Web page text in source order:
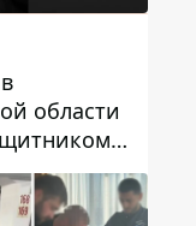
области